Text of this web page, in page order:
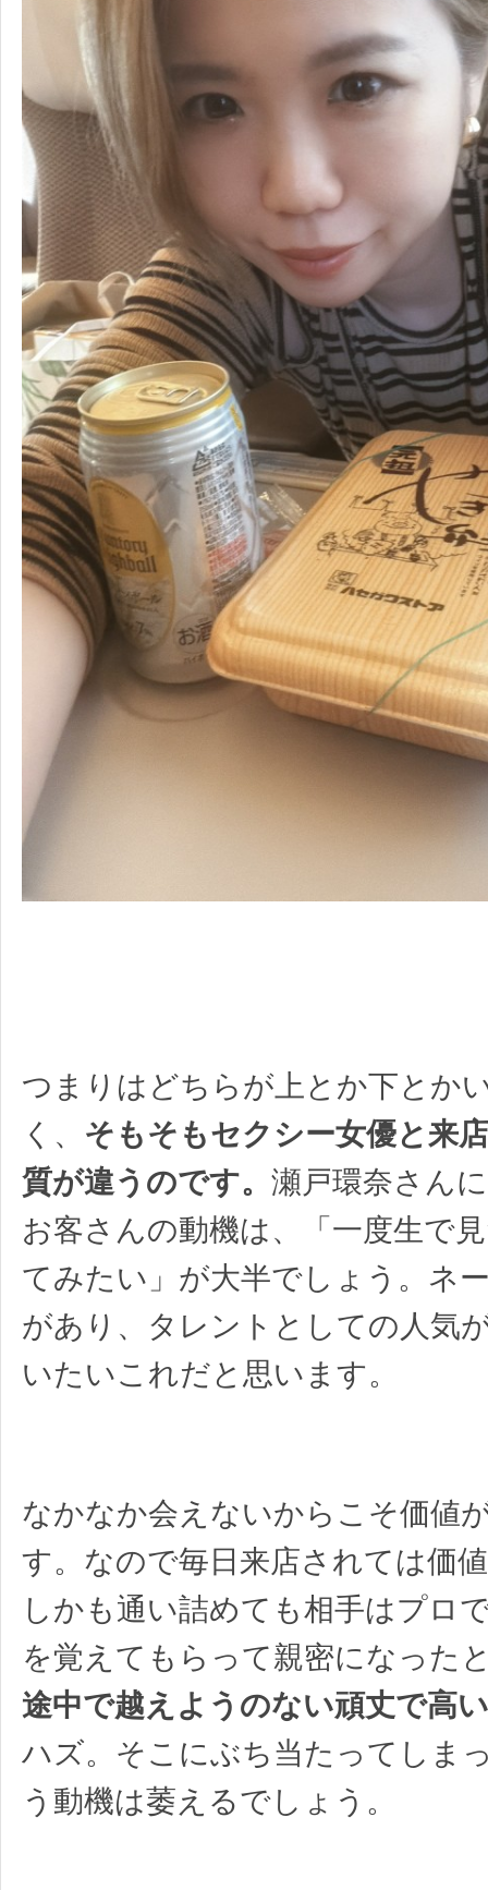
つまりはどちらが上とか下とか
く、 そもそもセクシー女優と来
質が違うのです。 瀬戸環奈さん
お客さんの動機は、「一度生で
てみたい」が大半でしょう。ネ
があり、タレントとしての人気
いたいこれだと思います。
なかなか会えないからこそ価値
す。なので毎日来店されては価
しかも通い詰めても相手はプロ
を覚えてもらって親密になった
途中で越えようのない頑丈で高
ハズ。そこにぶち当たってしま
う動機は萎えるでしょう。